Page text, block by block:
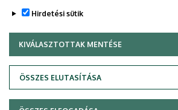
Adatvédelem
Hirdetési sütik
KIVÁLASZTOTTAK MENTÉSE
ÖSSZES ELUTASÍTÁSA
WITHDRAW CONSENT